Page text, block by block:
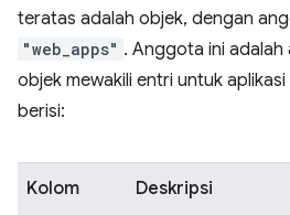
teratas adalah objek, dengan
"web_apps" . Anggota ini
objek mewakili entri untuk
berisi:
Kolom Deskripsi